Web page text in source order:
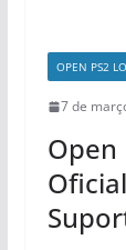
OPEN PS2
7 de
Open